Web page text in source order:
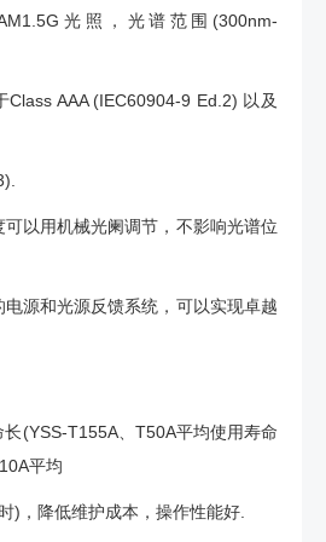
光照，光谱范围(300nm-
Class AAA (IEC60904-9 Ed.2) 以及
以用机械光阑调节，不影响光谱位
源和光源反馈系统，可以实现卓越
(YSS-T155A、T50A平均使用寿命
平均
)，降低维护成本，操作性能好.